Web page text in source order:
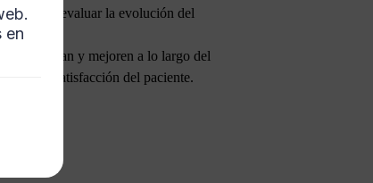
para evaluar la evolución del
mantengan y mejoren a lo largo del
y satisfacción del paciente.
en